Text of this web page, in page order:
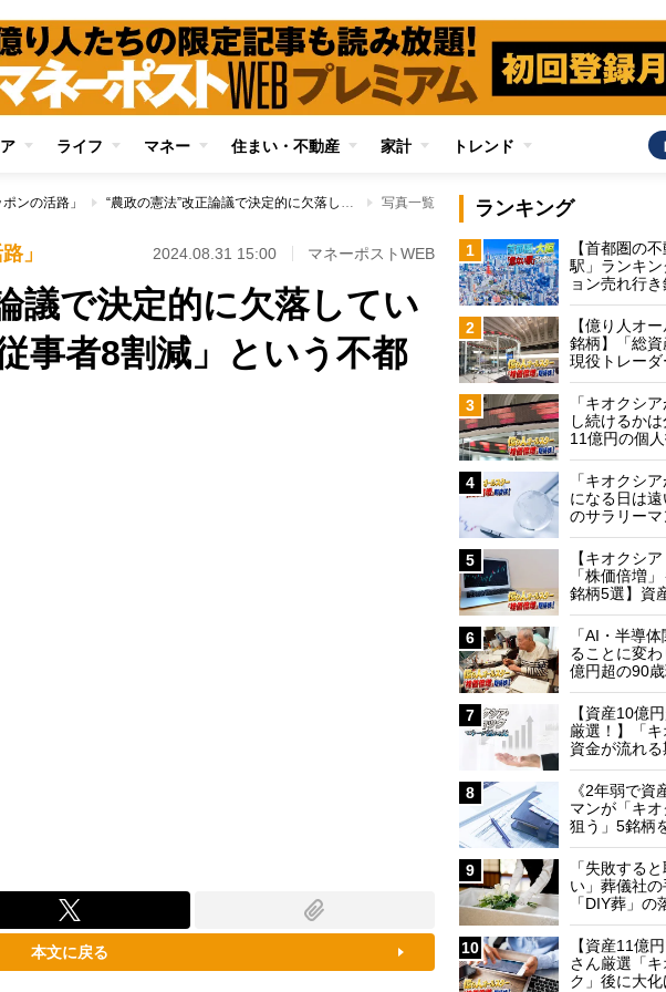
ライフ マネー 住まい・不動産 家計 トレンド
ンの活路」 “農政の憲法”改正論議で決定的に欠落している「20年後に農業従事者8割減」という不都合な事実 写真一覧
」 2024.08.31 15:00 マネーポストWEB
議で決定的に欠落してい
事者8割減」という不都
本文に戻る
ランキング
1
【首都圏の
駅」ランキン
ョン売れ行き
2
【億り人オ
銘柄】「総
現役トレーダ
3
「キオクシ
し続けるか
11億円の個
4
「キオクシ
になる日は
のサラリーマ
5
【キオクシ
「株価倍増
銘柄5選】資
6
「AI・半導
ることに変
億円超の90
7
【資産10億
厳選！】「
資金が流れる
8
《2年弱で資
マンが「キ
狙う」5銘柄
9
「失敗する
い」葬儀社
「DIY葬」
に…
10
【資産11億
さん厳選「
ク」後に大